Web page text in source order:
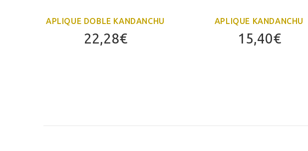
APLIQUE DOBLE KANDANCHU
22,28€
APLIQUE KANDANCHU
15,40€